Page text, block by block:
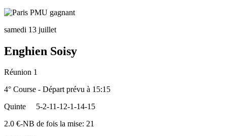
samedi 13 juillet
Enghien Soisy
Réunion 1
4° Course - Départ prévu à 15:15
Quinte
5-2-11-12-1-14-15
2.0 €-NB de fois la mise: 21